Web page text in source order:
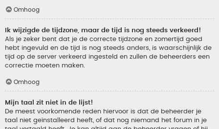
Omhoog
Ik wijzigde de tijdzone, maar de tijd is nog steeds verkeerd!
Als je zeker bent dat je de correcte tijdzone en zomertijd goed
hebt ingevuld en de tijd is nog steeds anders, is waarschijnlijk de
tijd op de server verkeerd ingesteld en zullen de beheerders een
correctie moeten maken.
Omhoog
Mijn taal zit niet in de lijst!
De meest voorkomende reden hiervoor is dat de beheerder je
taal niet geïnstalleerd heeft, of dat nog niemand het forum in je